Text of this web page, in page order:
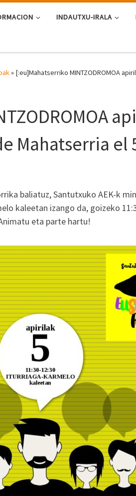
INDAUTXU-IRALA
» [:eu]Mahatserriko MINTZODROMOA
Mahatserria
baliatuz, Santutxuko AEK-k
kaleetan izango da, goizeko
eta parte hartu!